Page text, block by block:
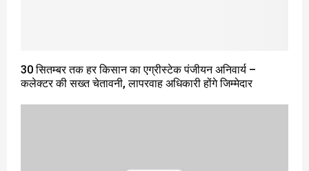
30 सितम्बर तक हर किसान का एग्रीस्टेक पंजीयन अनिवार्य –
कलेक्टर की सख्त चेतावनी, लापरवाह अधिकारी होंगे जिम्मेदार